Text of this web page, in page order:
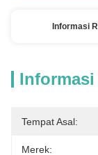
Informasi
Tempat Asal:
Merek: